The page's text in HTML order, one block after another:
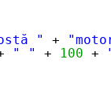
" +
" " + 100 +